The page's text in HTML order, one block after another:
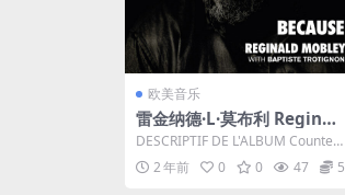
欧美音乐
雷金纳德·L·莫布利 Reginal
d Mobley - Because 2023
[24Bit/96kHz] [Hi-Res Fla
c 986MB]
DESCRIPTIF DE L'ALBUM Countert
enor Regin...
2 年前 0 0 47 5